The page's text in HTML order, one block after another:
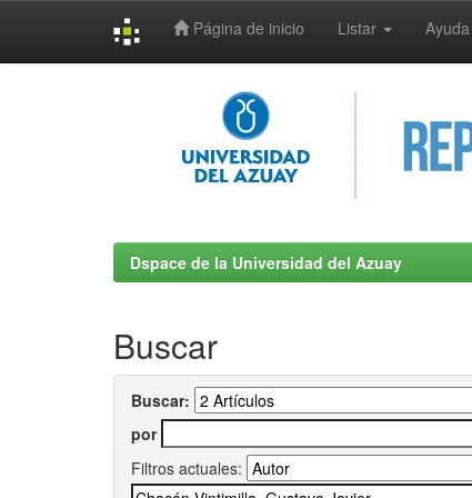
Página de inicio Listar Ayuda
Dspace de la Universidad del Azuay
Buscar
Buscar:
por
Filtros actuales: